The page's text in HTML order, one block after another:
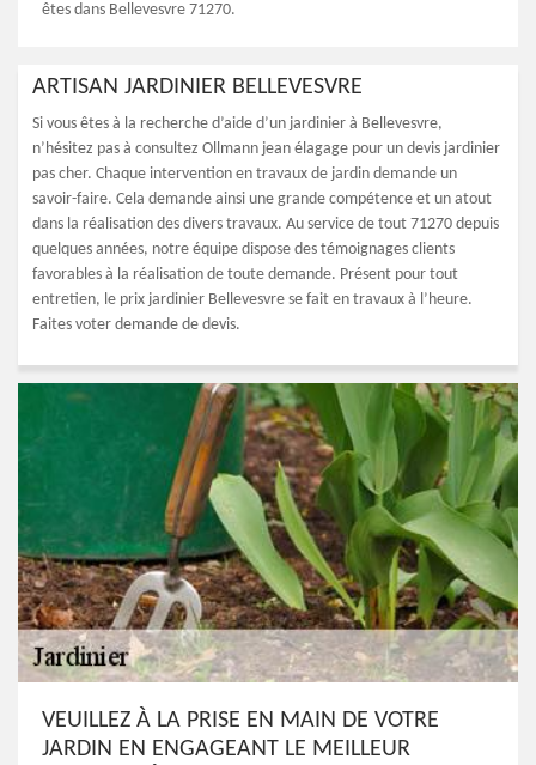
êtes dans Bellevesvre 71270.
ARTISAN JARDINIER BELLEVESVRE
Si vous êtes à la recherche d’aide d’un jardinier à Bellevesvre,
n’hésitez pas à consultez Ollmann jean élagage pour un devis jardinier
pas cher. Chaque intervention en travaux de jardin demande un
savoir-faire. Cela demande ainsi une grande compétence et un atout
dans la réalisation des divers travaux. Au service de tout 71270 depuis
quelques années, notre équipe dispose des témoignages clients
favorables à la réalisation de toute demande. Présent pour tout
entretien, le prix jardinier Bellevesvre se fait en travaux à l’heure.
Faites voter demande de devis.
VEUILLEZ À LA PRISE EN MAIN DE VOTRE
JARDIN EN ENGAGEANT LE MEILLEUR